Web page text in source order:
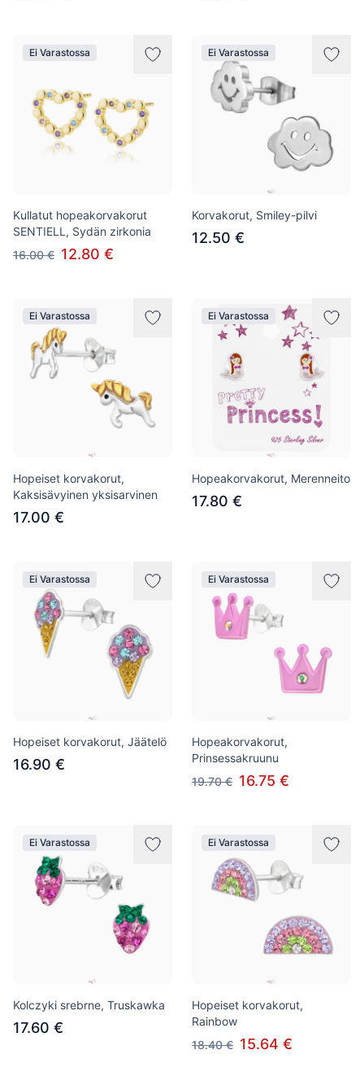
Ei Varastossa
Kullatut hopeakorvakorut
SENTIELL, Sydän zirkonia
16.00 € 12.80 €
Ei Varastossa
Korvakorut, Smiley-pilvi
12.50 €
Ei Varastossa
Hopeiset korvakorut,
Kaksisävyinen yksisarvinen
17.00 €
Ei Varastossa
Hopeakorvakorut, Merenneito
17.80 €
Ei Varastossa
Hopeiset korvakorut, Jäätelö
16.90 €
Ei Varastossa
Hopeakorvakorut,
Prinsessakruunu
19.70 € 16.75 €
Ei Varastossa
Kolczyki srebrne, Truskawka
17.60 €
Ei Varastossa
Hopeiset korvakorut,
Rainbow
18.40 € 15.64 €